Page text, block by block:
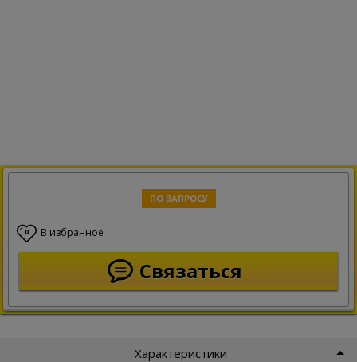
ПО ЗАПРОСУ
0 В избранное
Связаться
Характеристики